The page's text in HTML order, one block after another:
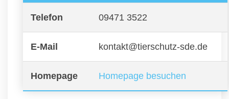
Telefon 09471 3522
E-Mail kontakt@tierschutz-sde.de
Homepage Homepage besuchen